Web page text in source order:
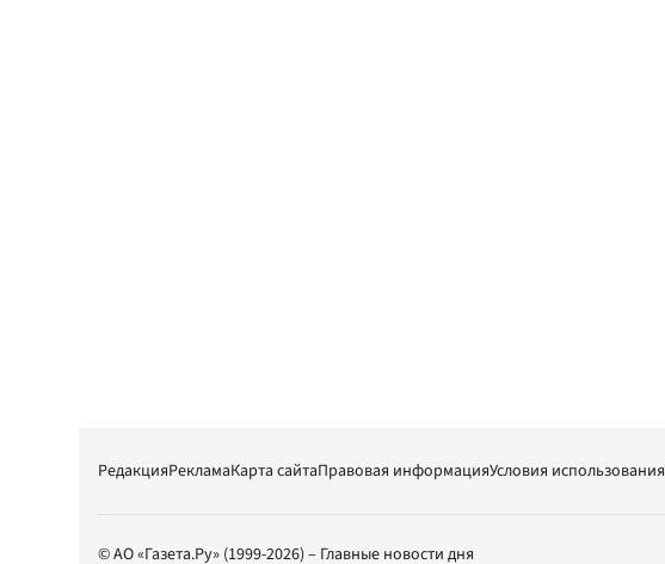
РедакцияРекламаКарта сайтаПравовая информацияУсловия использования
© АО «Газета.Ру» (1999-2026) – Главные новости дня